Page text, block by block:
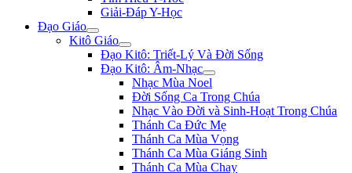
Giải-Đáp Y-Học
Đạo Giáo
Kitô Giáo
Đạo Kitô: Triết-Lý Và Đời Sống
Đạo Kitô: Âm-Nhạc
Nhạc Mùa Noel
Đời Sống Ca Trong Chúa
Nhạc Vào Đời và Sinh-Hoạt Trong Chúa
Thánh Ca Đức Mẹ
Thánh Ca Mùa Vọng
Thánh Ca Mùa Giáng Sinh
Thánh Ca Mùa Chay